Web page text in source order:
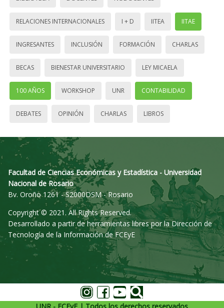
RELACIONES INTERNACIONALES I + D IITEA IITAE
INGRESANTES INCLUSIÓN FORMACIÓN CHARLAS
BECAS BIENESTAR UNIVERSITARIO LEY MICAELA
100 AÑOS WORKSHOP UNR CONTABILIDAD
DEBATES OPINIÓN CHARLAS LIBROS
Facultad de Ciencias Económicas y Estadística - Universidad
Nacional de Rosario
Bv. Oroño 1261 - S2000DSM - Rosario
Copyright © 2021. All Rights Reserved.
Desarrollado a partir de herramientas libres por la Dirección de
Tecnología de la Información de FCEyE